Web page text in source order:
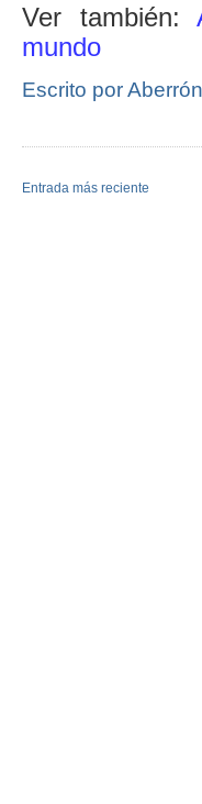
Ver también:
mundo
Escrito por Aberrón
Entrada más reciente